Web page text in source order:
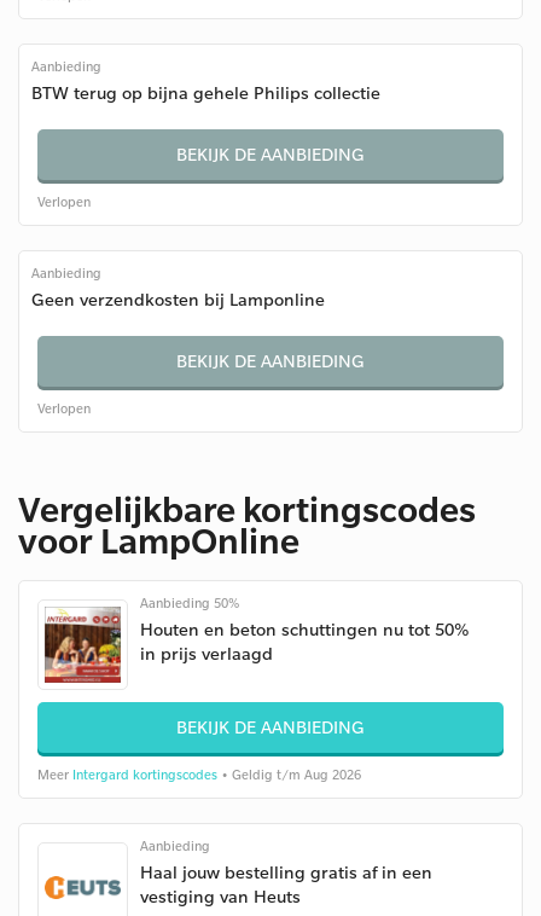
Aanbieding
BTW terug op bijna gehele Philips collectie
BEKIJK DE AANBIEDING
Verlopen
Aanbieding
Geen verzendkosten bij Lamponline
BEKIJK DE AANBIEDING
Verlopen
Vergelijkbare kortingscodes
voor LampOnline
Aanbieding 50%
Houten en beton schuttingen nu tot 50%
in prijs verlaagd
BEKIJK DE AANBIEDING
Meer Intergard kortingscodes • Geldig t/m Aug 2026
Aanbieding
Haal jouw bestelling gratis af in een
vestiging van Heuts